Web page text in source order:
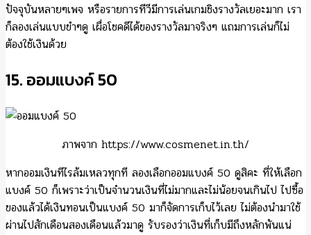
ปัจจุบันหลายๆเพจ หรือรายการทีวีมีการเล่นเกมชิงรางวัลเยอะมาก เรา
ก็ลองเล่นแบบขำๆดู เผื่อโชคดีได้ของรางวัลมาจริงๆ แถมการเล่นก็ไม่
ต้องใช้เงินด้วย
15. ออมแบงค์ 50
ภาพจาก https://www.cosmenet.in.th/
หากออมเงินทีไรล้มเหลวทุกที ลองเลือกออมแบงค์ 50 ดูสิคะ ที่ให้เลือก
แบงค์ 50 ก็เพราะว่าเป็นจำนวนเงินที่ไม่มากและไม่น้อยจนเกินไป ไปซื้อ
ของแล้วได้เงินทอนเป็นแบงค์ 50 มาก็จัดการเก็บไว้เลย ไม่ต้องนำมาใช้
ผ่านไปสักเดือนสองเดือนแล้วมาดู รับรองว่าเงินที่เก็บมีถึงหลักพันแน่